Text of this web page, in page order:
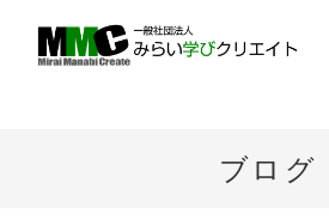
ブログ